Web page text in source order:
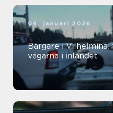
09. januari 2026
Bärgare i
vägarna i inlandet